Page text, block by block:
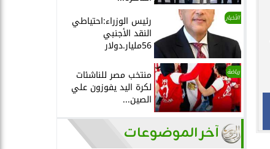
الأخبار رئيس الوزراء:احتياطي
النقد الأجنبي
56مليار.دولار
رياضة منتخب مصر للناشئات
لكرة اليد يفوزون علي
الصين...
آخر الموضوعات